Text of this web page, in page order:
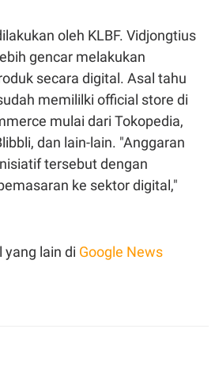
oleh KLBF. Vidjongtius
gencar melakukan
secara digital. Asal tahu
memililki official store di
mulai dari Tokopedia,
dan lain-lain. "Anggaran
tersebut dengan
ke sektor digital,"
yang lain di Google News